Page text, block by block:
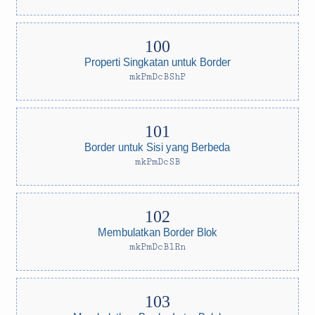
Properti Singkatan untuk Border
mkPmDcBShP
Border untuk Sisi yang Berbeda
mkPmDcSB
Membulatkan Border Blok
mkPmDcBlRn